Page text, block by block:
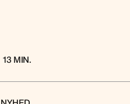
13 MIN.